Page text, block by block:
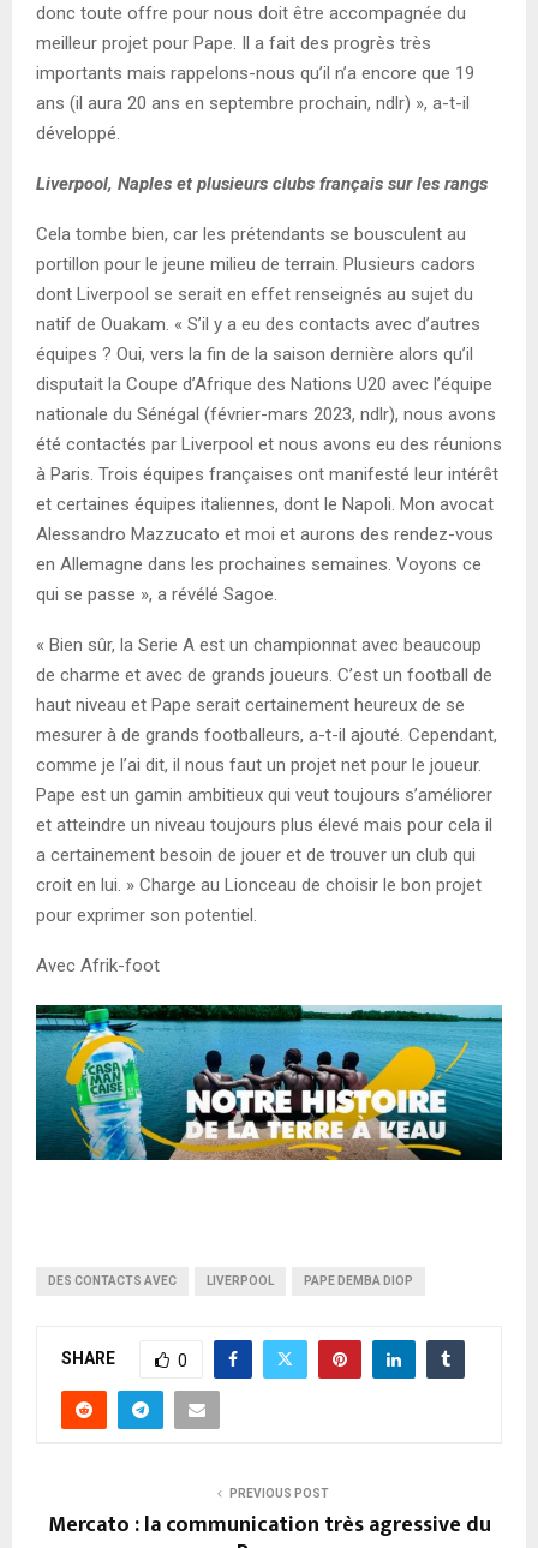
donc toute offre pour nous doit être accompagnée du
meilleur projet pour Pape. Il a fait des progrès très
importants mais rappelons-nous qu’il n’a encore que 19
ans (il aura 20 ans en septembre prochain, ndlr) », a-t-il
développé.
Liverpool, Naples et plusieurs clubs français sur les rangs
Cela tombe bien, car les prétendants se bousculent au
portillon pour le jeune milieu de terrain. Plusieurs cadors
dont Liverpool se serait en effet renseignés au sujet du
natif de Ouakam. « S’il y a eu des contacts avec d’autres
équipes ? Oui, vers la fin de la saison dernière alors qu’il
disputait la Coupe d’Afrique des Nations U20 avec l’équipe
nationale du Sénégal (février-mars 2023, ndlr), nous avons
été contactés par Liverpool et nous avons eu des réunions
à Paris. Trois équipes françaises ont manifesté leur intérêt
et certaines équipes italiennes, dont le Napoli. Mon avocat
Alessandro Mazzucato et moi et aurons des rendez-vous
en Allemagne dans les prochaines semaines. Voyons ce
qui se passe », a révélé Sagoe.
« Bien sûr, la Serie A est un championnat avec beaucoup
de charme et avec de grands joueurs. C’est un football de
haut niveau et Pape serait certainement heureux de se
mesurer à de grands footballeurs, a-t-il ajouté. Cependant,
comme je l’ai dit, il nous faut un projet net pour le joueur.
Pape est un gamin ambitieux qui veut toujours s’améliorer
et atteindre un niveau toujours plus élevé mais pour cela il
a certainement besoin de jouer et de trouver un club qui
croit en lui. » Charge au Lionceau de choisir le bon projet
pour exprimer son potentiel.
Avec Afrik-foot
DES CONTACTS AVEC LIVERPOOL PAPE DEMBA DIOP
SHARE 0
PREVIOUS POST
Mercato : la communication très agressive du